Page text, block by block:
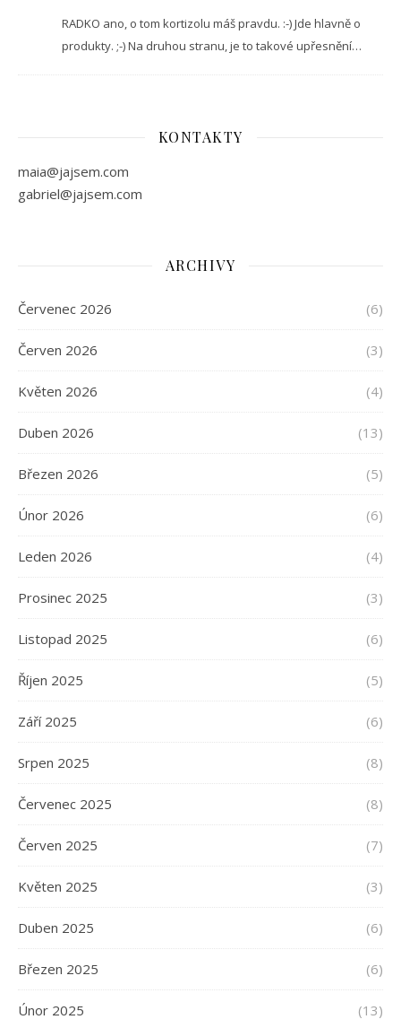
RADKO ano, o tom kortizolu máš pravdu. :-) Jde hlavně o
produkty. ;-) Na druhou stranu, je to takové upřesnění…
KONTAKTY
maia@jajsem.com
gabriel@jajsem.com
ARCHIVY
Červenec 2026 (6)
Červen 2026 (3)
Květen 2026 (4)
Duben 2026 (13)
Březen 2026 (5)
Únor 2026 (6)
Leden 2026 (4)
Prosinec 2025 (3)
Listopad 2025 (6)
Říjen 2025 (5)
Září 2025 (6)
Srpen 2025 (8)
Červenec 2025 (8)
Červen 2025 (7)
Květen 2025 (3)
Duben 2025 (6)
Březen 2025 (6)
Únor 2025 (13)